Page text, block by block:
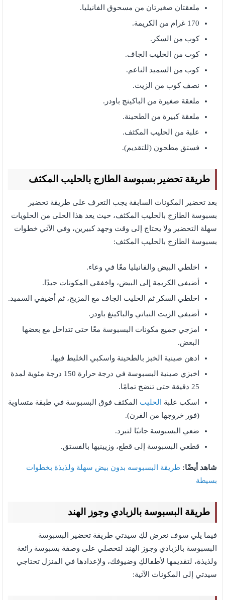
ملعقتان صغيرتان من مسحوق الفانيليا.
170 غرام من الكريمة.
كوب من السكر.
كوب من الحليب الجاف.
كوب من السميد الناعم.
نصف كوب من الزيت.
ملعقة صغيرة من الباكينج باودر.
ملعقة كبيرة من الطحينة.
علبة من الحليب المكثف.
فستق مطحون (للتقديم).
طريقة تحضير بسبوسة الطازج بالحليب المكثف
بعد تحضير المكونات السابقة يجب التعرف على طريقة تحضير
بسبوسة الطازج بالحليب المكثف، حيث يعد هذا الحلى من الحلويات
سهلة التحضير ولا يحتاج إلى وقت وجهد كبيرين، وفي الآتي خطوات
بسبوسة الطازج بالحليب المكثف:
اخلطي البيض والفانيليا معًا في وعاء.
أضيفي الكريمة إلى البيض، واخفقي المكونات جيدًا.
اخلطي السكر ثم الحليب الجاف مع المزيج، ثم أضيفي السميد.
أضيفي الزيت النباتي والباكينغ باودر.
امزجي جميع مكونات البسبوسة معًا حتى تتداخل مع بعضها
البعض.
ادهن صينية الخبز بالطحينة واسكبي الخليط فيها.
اخبزي صينية البسبوسة في درجة حرارة 150 درجة مئوية لمدة
25 دقيقة حتى تنضج تمامًا.
اسكب علبة
الحليب المكثف فوق البسبوسة في طبقة متساوية
(فور خروجها من الفرن).
ضعي البسبوسة جانبًا لتبرد.
قطعي البسبوسة إلى قطع، وزيينيها بالفستق.
شاهد أيضًا: طريقة البسبوسه بدون بيض سهلة ولذيذة بخطوات
بسيطة
طريقة البسبوسة بالزبادي وجوز الهند
فيما يلي سوف نعرض لكِ سيدتي طريقة تحضير البسبوسة
البسبوسة بالزبادي وجوز الهند لتحصلي على وصفة بسبوسة رائعة
ولذيذة، لتقديمها لأطفالكِ وضيوفك، ولإعدادها في المنزل تحتاجي
سيدتي إلى المكونات الآتية: